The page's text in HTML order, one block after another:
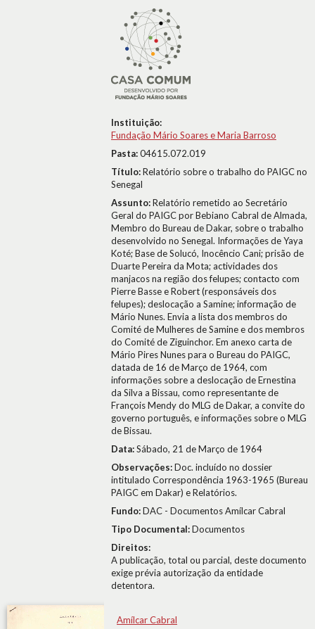
Instituição:
Fundação Mário Soares e Maria Barroso
Pasta:04615.072.019
Título:Relatório sobre o trabalho do PAIGC no
Senegal
Assunto:Relatório remetido ao Secretário
Geral do PAIGC por Bebiano Cabral de Almada,
Membro do Bureau de Dakar, sobre o trabalho
desenvolvido no Senegal. Informações de Yaya
Koté; Base de Solucó, Inocêncio Cani; prisão de
Duarte Pereira da Mota; actividades dos
manjacos na região dos felupes; contacto com
Pierre Basse e Robert (responsáveis dos
felupes); deslocação a Samine; informação de
Mário Nunes. Envia a lista dos membros do
Comité de Mulheres de Samine e dos membros
do Comité de Ziguinchor. Em anexo carta de
Mário Pires Nunes para o Bureau do PAIGC,
datada de 16 de Março de 1964, com
informações sobre a deslocação de Ernestina
da Silva a Bissau, como representante de
François Mendy do MLG de Dakar, a convite do
governo português, e informações sobre o MLG
de Bissau.
Data:Sábado, 21 de Março de 1964
Observações:Doc. incluído no dossier
intitulado Correspondência 1963-1965 (Bureau
PAIGC em Dakar) e Relatórios.
Fundo:DAC - Documentos Amílcar Cabral
Tipo Documental:Documentos
Direitos:
A publicação, total ou parcial, deste documento
exige prévia autorização da entidade
detentora.
Amílcar Cabral